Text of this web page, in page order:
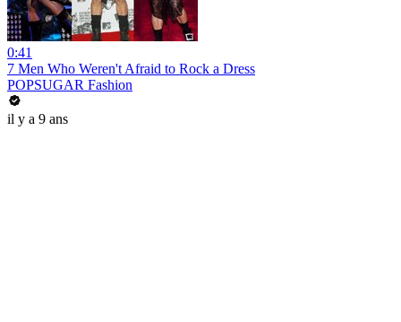
0:41
7 Men Who Weren't Afraid to Rock a Dress
POPSUGAR Fashion
il y a 9 ans